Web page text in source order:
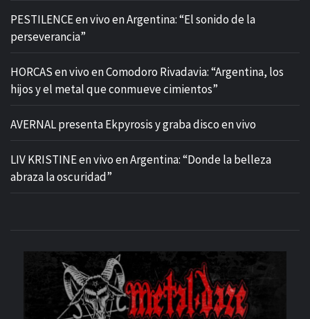
PESTILENCE en vivo en Argentina: “El sonido de la
perseverancia”
HORCAS en vivo en Comodoro Rivadavia: “Argentina, los
hijos y el metal que conmueve cimientos”
AVERNAL presenta Ekpyrosis y graba disco en vivo
LIV KRISTINE en vivo en Argentina: “Donde la belleza
abraza la oscuridad”